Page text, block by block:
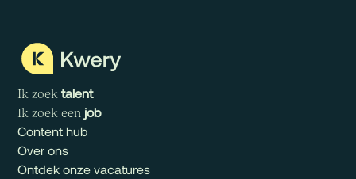
Ik zoek talent
Ik zoek een job
Content hub
Over ons
Ontdek onze vacatures